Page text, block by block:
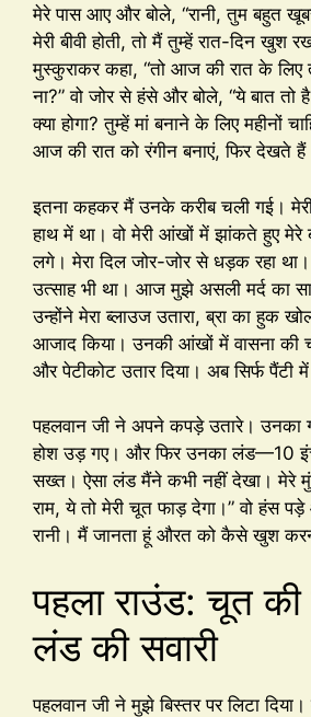
मेरे पास आए और बोले, “रानी, तुम बहुत
मेरी बीवी होती, तो मैं तुम्हें रात-दिन खुश
मुस्कुराकर कहा, “तो आज की रात के लिए
ना?” वो जोर से हंसे और बोले, “ये बात
क्या होगा? तुम्हें मां बनाने के लिए महीनों
आज की रात को रंगीन बनाएं, फिर देखते
इतना कहकर मैं उनके करीब चली गई।
हाथ में था। वो मेरी आंखों में झांकते हुए
लगे। मेरा दिल जोर-जोर से धड़क रहा
उत्साह भी था। आज मुझे असली मर्द का
उन्होंने मेरा ब्लाउज उतारा, ब्रा का हुक
आजाद किया। उनकी आंखों में वासना की
और पेटीकोट उतार दिया। अब सिर्फ पैंटी
पहलवान जी ने अपने कपड़े उतारे। उनका
होश उड़ गए। और फिर उनका लंड—10
सख्त। ऐसा लंड मैंने कभी नहीं देखा। मेरे
राम, ये तो मेरी चूत फाड़ देगा।” वो हंस
रानी। मैं जानता हूं औरत को कैसे खुश
पहला राउंड: चूत
लंड की सवारी
पहलवान जी ने मुझे बिस्तर पर लिटा दिया।